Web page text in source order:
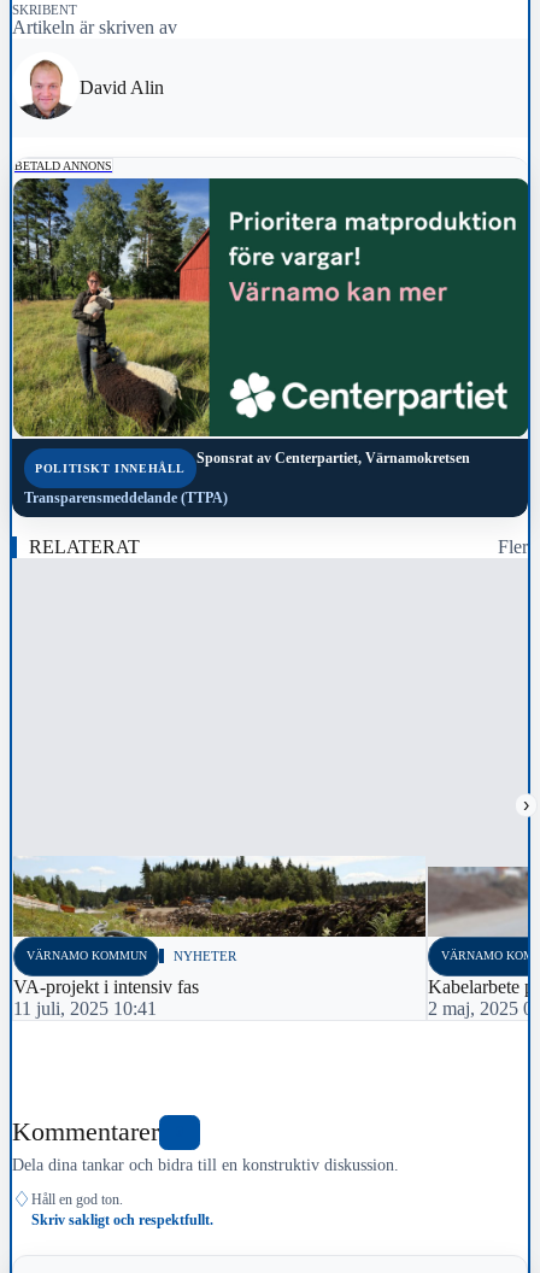
SKRIBENT
Artikeln är skriven av
David Alin
BETALD ANNONS
POLITISKT INNEHÅLL
Sponsrat av Centerpartiet, Värnamokretsen
Transparensmeddelande (TTPA)
RELATERAT Fler
›
VÄRNAMO KOMMUN NYHETER
VA-projekt i intensiv fas
11 juli, 2025 10:41
VÄRNAMO
Kabelarbete
2 maj, 2025
Kommentarer
Dela dina tankar och bidra till en konstruktiv diskussion.
♢ Håll en god ton.
Skriv sakligt och respektfullt.